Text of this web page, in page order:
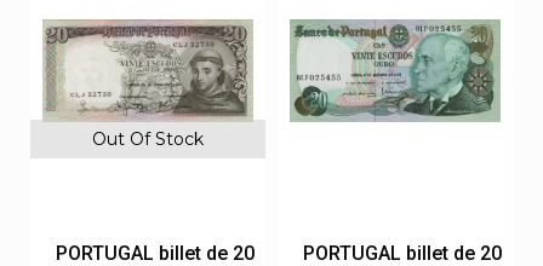
Out Of Stock
PORTUGAL billet de 20
PORTUGAL billet de 20